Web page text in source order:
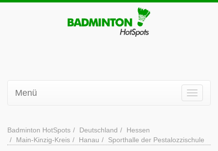
Menü
Badminton HotSpots Deutschland
Hessen
Main-Kinzig-Kreis
Hanau Sporthalle der Pestalozzischule